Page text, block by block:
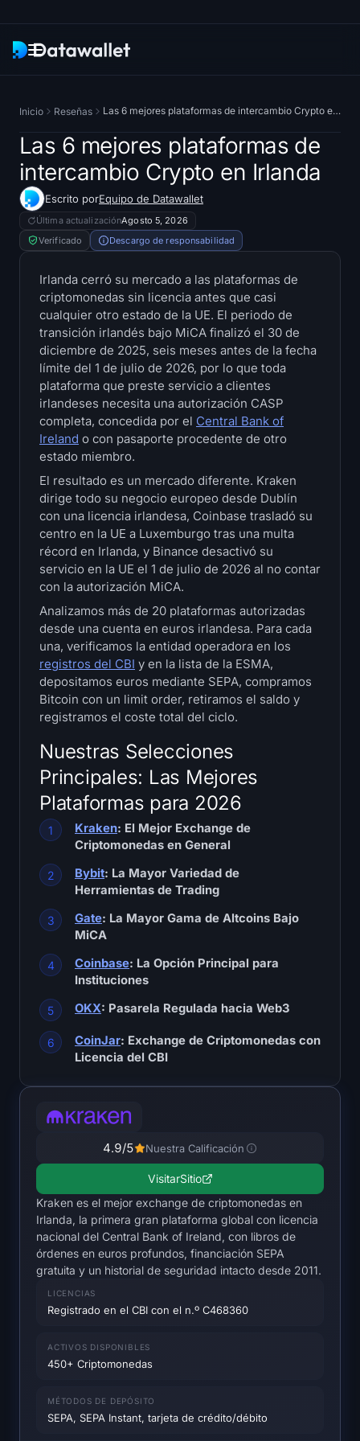
Investigación
Rastreadores de ETF
Bitcoin ETF
Solana ETF
ETF de Hyperliquid
Tesorerías
Reservas de Bitcoin
Tesorerías de Ethereum
Tesorerías de Solana
Hyperliquid Treasuries
Liquidations
Todas las Liquidations
Mapa de calor de BTC
Mapa de calor de ETH
Mapa de calor de HYPE
Mapa de calor de ZEC
Datos de Mercado
Dominancia de Bitcoin
Índice de Altcoin Season
Índice de Miedo y Avaricia
Mapa de calor del RSI
Funding Rates
Open Interest
Valor Total Bloqueado
Rainbow Chart
Cuenta regresiva del halving
Rastreador de gas de ETH
Acerca de
Inicio Reseñas Las 6 mejores plataformas de intercambio Crypto en Irlanda
Las 6 mejores plataformas de
intercambio Crypto en Irlanda
Escrito porEquipo de Datawallet
Última actualizaciónAgosto 5, 2026
Verificado
Descargo de responsabilidad
Irlanda cerró su mercado a las plataformas de
criptomonedas sin licencia antes que casi
cualquier otro estado de la UE. El periodo de
transición irlandés bajo MiCA finalizó el 30 de
diciembre de 2025, seis meses antes de la fecha
límite del 1 de julio de 2026, por lo que toda
plataforma que preste servicio a clientes
irlandeses necesita una autorización CASP
completa, concedida por el Central Bank of
Ireland o con pasaporte procedente de otro
estado miembro.
El resultado es un mercado diferente. Kraken
dirige todo su negocio europeo desde Dublín
con una licencia irlandesa, Coinbase trasladó su
centro en la UE a Luxemburgo tras una multa
récord en Irlanda, y Binance desactivó su
servicio en la UE el 1 de julio de 2026 al no contar
con la autorización MiCA.
Analizamos más de 20 plataformas autorizadas
desde una cuenta en euros irlandesa. Para cada
una, verificamos la entidad operadora en los
registros del CBI y en la lista de la ESMA,
depositamos euros mediante SEPA, compramos
Bitcoin con un limit order, retiramos el saldo y
registramos el coste total del ciclo.
Nuestras Selecciones
Principales: Las Mejores
Plataformas para 2026
Kraken: El Mejor Exchange de
Criptomonedas en General
Bybit: La Mayor Variedad de
Herramientas de Trading
Gate: La Mayor Gama de Altcoins Bajo
MiCA
Coinbase: La Opción Principal para
Instituciones
OKX: Pasarela Regulada hacia Web3
CoinJar: Exchange de Criptomonedas con
Licencia del CBI
4.9/5 Nuestra Calificación
VisitarSitio
Kraken es el mejor exchange de criptomonedas en
Irlanda, la primera gran plataforma global con licencia
nacional del Central Bank of Ireland, con libros de
órdenes en euros profundos, financiación SEPA
gratuita y un historial de seguridad intacto desde 2011.
LICENCIAS
Registrado en el CBI con el n.º C468360
ACTIVOS DISPONIBLES
450+ Criptomonedas
MÉTODOS DE DEPÓSITO
SEPA, SEPA Instant, tarjeta de crédito/débito